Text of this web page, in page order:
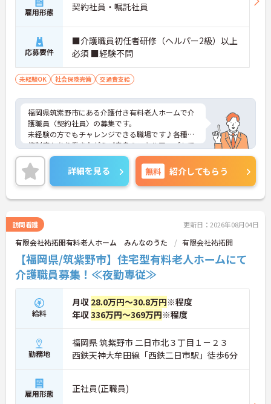
雇用形態 契約社員・嘱託社員
応募要件
■介護職員初任者研修（ヘルパー2級）以上
必須 ■経験不問
未経験OK 社会保険完備 交通費支給
福岡県筑紫野市にある介護付き有料老人ホームで介
護職員〈契約社員〉の募集です。
未経験の方でもチャレンジできる職場です♪各種研
修制度もあり働きながらご自身のスキルアップもで
きます！
しっかりとしたフォロー体制で、経験に関わらず安
心してスタートできますよ。
こちらの求人にご興味がございましたら面接のポイ
ントもお伝えしますので是非ご応募お待ちしており
詳細を見る 無料 紹介してもらう
訪問看護 更新日：2026年08月04日
有限会社祐拓開有料老人ホーム みんなのうた 有限会社祐拓開
【福岡県/筑紫野市】住宅型有料老人ホームにて
介護職員募集！≪夜勤専従≫
給料
月収 28.0万円～30.8万円※程度
年収336万円～369万円※程度
勤務地
福岡県 筑紫野市 二日市北３丁目１－２３
西鉄天神大牟田線「西鉄二日市駅」徒歩6分
雇用形態 正社員(正職員)